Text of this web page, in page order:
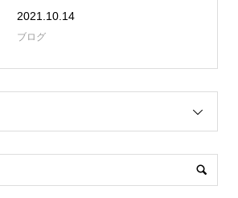
2021.10.14
ブログ